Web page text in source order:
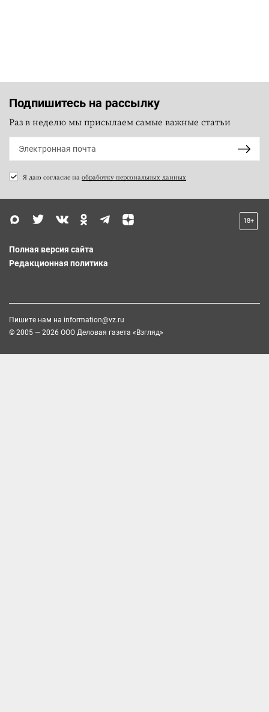
Подпишитесь на рассылку
Раз в неделю мы присылаем самые важные статьи
Я даю согласие на обработку персональных данных
18+
Полная версия сайта
Редакционная политика
Пишите нам на information@vz.ru
© 2005 — 2026 ООО Деловая газета «Взгляд»